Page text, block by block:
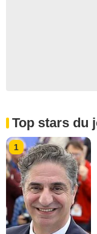
Top stars du
1